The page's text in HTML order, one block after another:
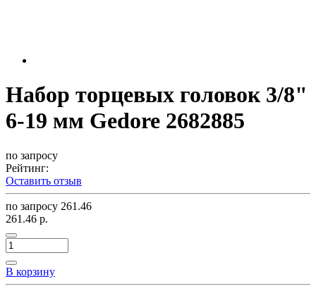
Набор торцевых головок 3/8"
6-19 мм Gedore 2682885
по запросу
Рейтинг:
Оставить отзыв
по запросу 261.46
261.46 р.
В корзину